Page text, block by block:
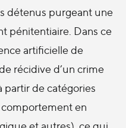
détenus purgeant une
pénitentiaire. Dans ce
artificielle de
récidive d’un crime
partir de catégories
en
et autres), ce qui